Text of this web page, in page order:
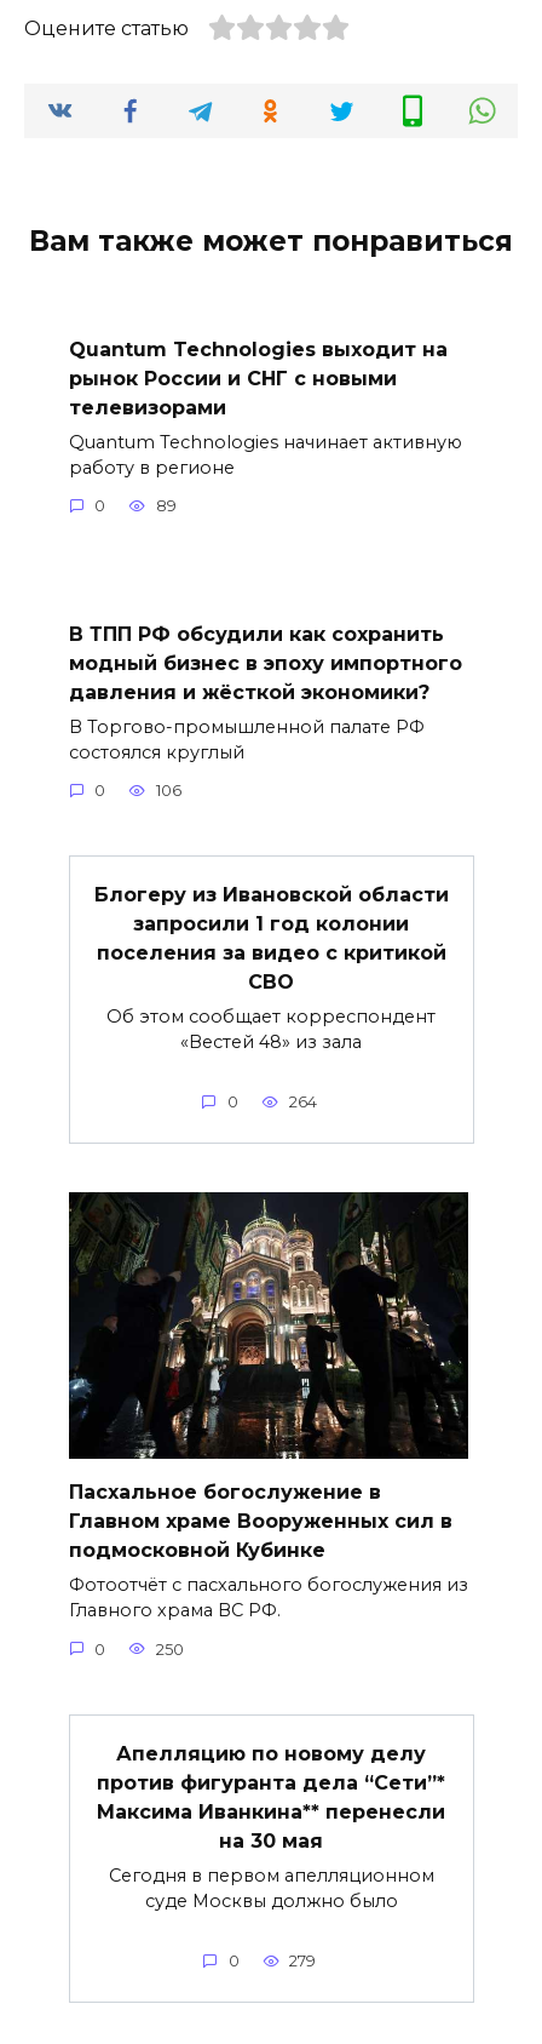
Оцените статью
Вам также может понравиться
Quantum Technologies выходит на
рынок России и СНГ с новыми
телевизорами
Quantum Technologies начинает активную
работу в регионе
0 89
В ТПП РФ обсудили как сохранить
модный бизнес в эпоху импортного
давления и жёсткой экономики?
В Торгово-промышленной палате РФ
состоялся круглый
0 106
Блогеру из Ивановской области
запросили 1 год колонии
поселения за видео с критикой
СВО
Об этом сообщает корреспондент
«Вестей 48» из зала
0 264
Пасхальное богослужение в
Главном храме Вооруженных сил в
подмосковной Кубинке
Фотоотчёт с пасхального богослужения из
Главного храма ВС РФ.
0 250
Апелляцию по новому делу
против фигуранта дела “Сети”*
Максима Иванкина** перенесли
на 30 мая
Сегодня в первом апелляционном
суде Москвы должно было
0 279